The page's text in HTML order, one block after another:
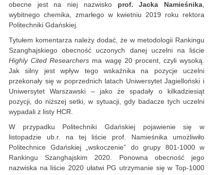
obecne jest na niej nazwisko prof. Jacka Namieśnika,
wybitnego chemika, zmarłego w kwietniu 2019 roku rektora
Politechniki Gdańskiej.
Tytułem komentarza należy dodać, że w metodologii Rankingu
Szanghajskiego obecność uczonych danej uczelni na liście
Highly Cited Researchers ma wagę 20 procent, czyli wysoką.
Jak silny jest wpływ tego wskaźnika na pozycje uczelni
przekonały się w poprzednich latach Uniwersytet Jagielloński i
Uniwersytet Warszawski – jako że spadały o kilkadziesiąt
pozycji, do niższej setki, w sytuacji, gdy badacze tych uczelni
wypadali z listy HCR.
W przypadku Politechniki Gdańskiej pojawienie się w
listopadzie ub.r. na tej liście prof. Namieśnika umożliwiło
Politechnice Gdańskiej „wskoczenie” do grupy 801-1000 w
Rankingu Szanghajskim 2020. Ponowna obecność jego
nazwiska na liście 2020 ułatwi PG utrzymanie się w Top-1000